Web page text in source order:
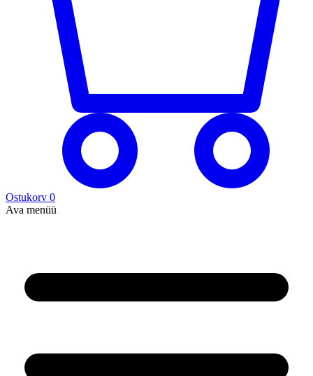
Ostukorv 0
Ava menüü